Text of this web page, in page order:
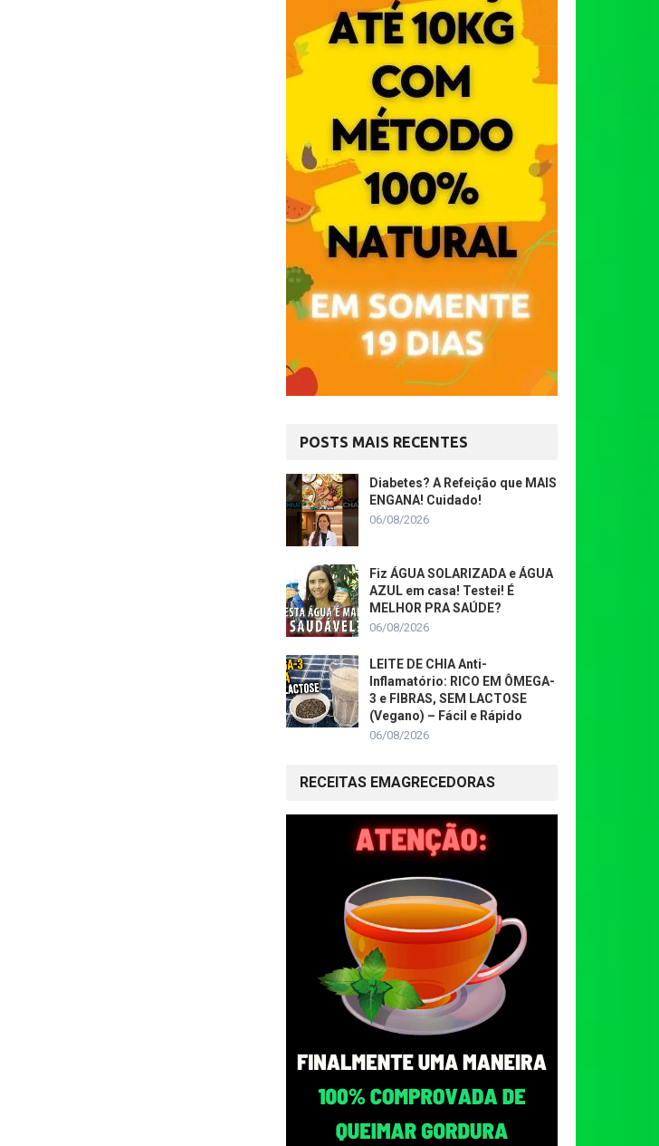
POSTS MAIS RECENTES
Diabetes? A Refeição que MAIS
ENGANA! Cuidado!
06/08/2026
Fiz ÁGUA SOLARIZADA e ÁGUA
AZUL em casa! Testei! É
MELHOR PRA SAÚDE?
06/08/2026
LEITE DE CHIA Anti-
Inflamatório: RICO EM ÔMEGA-
3 e FIBRAS, SEM LACTOSE
(Vegano) – Fácil e Rápido
06/08/2026
RECEITAS EMAGRECEDORAS